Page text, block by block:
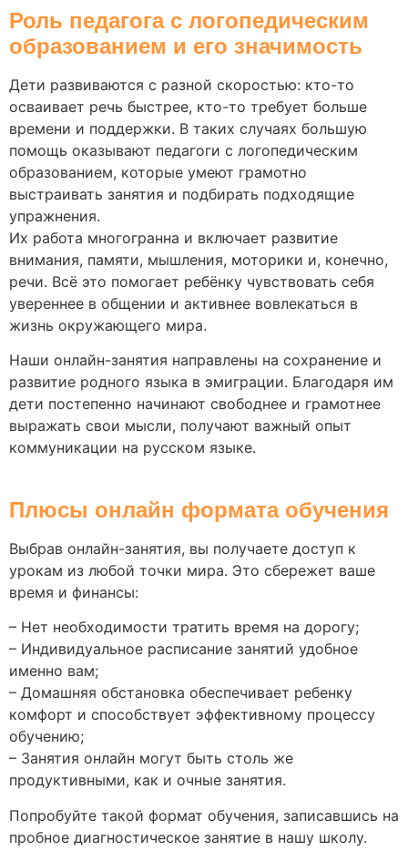
Роль педагога с логопедическим
образованием и его значимость
Дети развиваются с разной скоростью: кто-то
осваивает речь быстрее, кто-то требует больше
времени и поддержки. В таких случаях большую
помощь оказывают педагоги с логопедическим
образованием, которые умеют грамотно
выстраивать занятия и подбирать подходящие
упражнения.
Их работа многогранна и включает развитие
внимания, памяти, мышления, моторики и, конечно,
речи. Всё это помогает ребёнку чувствовать себя
увереннее в общении и активнее вовлекаться в
жизнь окружающего мира.
Наши онлайн-занятия направлены на сохранение и
развитие родного языка в эмиграции. Благодаря им
дети постепенно начинают свободнее и грамотнее
выражать свои мысли, получают важный опыт
коммуникации на русском языке.
Плюсы онлайн формата обучения
Выбрав онлайн-занятия, вы получаете доступ к
урокам из любой точки мира. Это сбережет ваше
время и финансы:
– Нет необходимости тратить время на дорогу;
– Индивидуальное расписание занятий удобное
именно вам;
– Домашняя обстановка обеспечивает ребенку
комфорт и способствует эффективному процессу
обучению;
– Занятия онлайн могут быть столь же
продуктивными, как и очные занятия.
Попробуйте такой формат обучения, записавшись на
пробное диагностическое занятие в нашу школу.